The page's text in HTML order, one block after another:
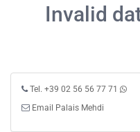
Invalid
Tel. +39 02 56 56 77 71
Email Palais Mehdi